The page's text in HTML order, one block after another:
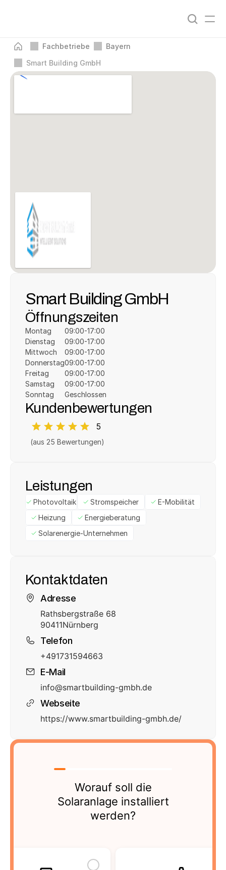
Fachbetriebe
Bayern
Smart Building GmbH
Smart Building GmbH
Öffnungszeiten
Montag
Dienstag
Mittwoch
Donnerstag
Freitag
Samstag
Sonntag
09:00-17:00
09:00-17:00
09:00-17:00
09:00-17:00
09:00-17:00
09:00-17:00
Geschlossen
Kundenbewertungen
5
(aus 25 Bewertungen)
Leistungen
Photovoltaik Stromspeicher
E-Mobilität
Heizung
Energieberatung
Solarenergie-Unternehmen
Kontaktdaten
Adresse
Rathsbergstraße 68
90411Nürnberg
Telefon
+491731594663
E-Mail
info@smartbuilding-gmbh.de
Webseite
https://www.smartbuilding-gmbh.de/
Worauf soll die
Solaranlage installiert
werden?